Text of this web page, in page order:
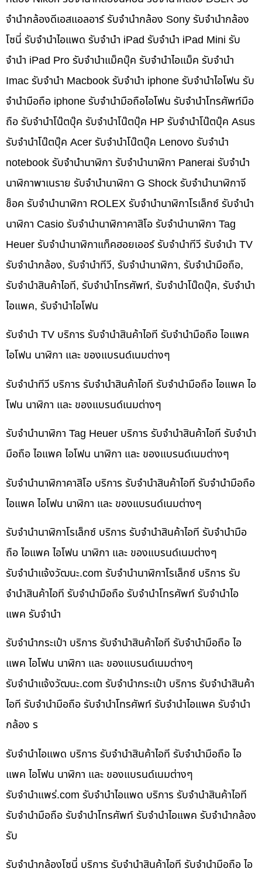
จำนำกล้องดีเอสแอลอาร์ รับจำนำกล้อง Sony รับจำนำกล้อง
โซนี่ รับจำนำไอแพด รับจำนำ iPad รับจำนำ iPad Mini รับ
จำนำ iPad Pro รับจำนำแม็คบุ๊ค รับจำนำไอแม็ค รับจำนำ
Imac รับจำนำ Macbook รับจำนำ iphone รับจำนำไอโฟน รับ
จำนำมือถือ iphone รับจำนำมือถือไอโฟน รับจำนำโทรศัพท์มือ
ถือ รับจำนำโน๊ตบุ๊ค รับจำนำโน๊ตบุ๊ค HP รับจำนำโน๊ตบุ๊ค Asus
รับจำนำโน๊ตบุ๊ค Acer รับจำนำโน๊ตบุ๊ค Lenovo รับจำนำ
notebook รับจำนำนาฬิกา รับจำนำนาฬิกา Panerai รับจำนำ
นาฬิกาพาเนราย รับจำนำนาฬิกา G Shock รับจำนำนาฬิกาจี
ช็อค รับจำนำนาฬิกา ROLEX รับจำนำนาฬิกาโรเล็กซ์ รับจำนำ
นาฬิกา Casio รับจำนำนาฬิกาคาสิโอ รับจำนำนาฬิกา Tag
Heuer รับจำนำนาฬิกาแท็คฮอยเออร์ รับจำนำทีวี รับจำนำ TV
รับจำนำกล้อง, รับจำนำทีวี, รับจำนำนาฬิกา, รับจำนำมือถือ,
รับจำนำสินค้าไอที, รับจำนำโทรศัพท์, รับจำนำโน๊ดบุ๊ค, รับจำนำ
ไอแพค, รับจำนำไอโฟน
รับจำนำ TV บริการ รับจำนำสินค้าไอที รับจำนำมือถือ ไอแพค
ไอโฟน นาฬิกา และ ของแบรนด์เนมต่างๆ
รับจำนำทีวี บริการ รับจำนำสินค้าไอที รับจำนำมือถือ ไอแพค ไอ
โฟน นาฬิกา และ ของแบรนด์เนมต่างๆ
รับจำนำนาฬิกา Tag Heuer บริการ รับจำนำสินค้าไอที รับจำนำ
มือถือ ไอแพค ไอโฟน นาฬิกา และ ของแบรนด์เนมต่างๆ
รับจำนำนาฬิกาคาสิโอ บริการ รับจำนำสินค้าไอที รับจำนำมือถือ
ไอแพค ไอโฟน นาฬิกา และ ของแบรนด์เนมต่างๆ
รับจำนำนาฬิกาโรเล็กซ์ บริการ รับจำนำสินค้าไอที รับจำนำมือ
ถือ ไอแพค ไอโฟน นาฬิกา และ ของแบรนด์เนมต่างๆ
รับจํานําแจ้งวัฒนะ.com รับจำนำนาฬิกาโรเล็กซ์ บริการ รับ
จำนำสินค้าไอที รับจำนำมือถือ รับจำนำโทรศัพท์ รับจำนำไอ
แพค รับจำนำ
รับจำนำกระเป๋า บริการ รับจำนำสินค้าไอที รับจำนำมือถือ ไอ
แพค ไอโฟน นาฬิกา และ ของแบรนด์เนมต่างๆ
รับจํานําแจ้งวัฒนะ.com รับจำนำกระเป๋า บริการ รับจำนำสินค้า
ไอที รับจำนำมือถือ รับจำนำโทรศัพท์ รับจำนำไอแพค รับจำนำ
กล้อง ร
รับจำนำไอแพด บริการ รับจำนำสินค้าไอที รับจำนำมือถือ ไอ
แพค ไอโฟน นาฬิกา และ ของแบรนด์เนมต่างๆ
รับจํานําแพร่.com รับจำนำไอแพด บริการ รับจำนำสินค้าไอที
รับจำนำมือถือ รับจำนำโทรศัพท์ รับจำนำไอแพค รับจำนำกล้อง
รับ
รับจำนำกล้องโซนี่ บริการ รับจำนำสินค้าไอที รับจำนำมือถือ ไอ